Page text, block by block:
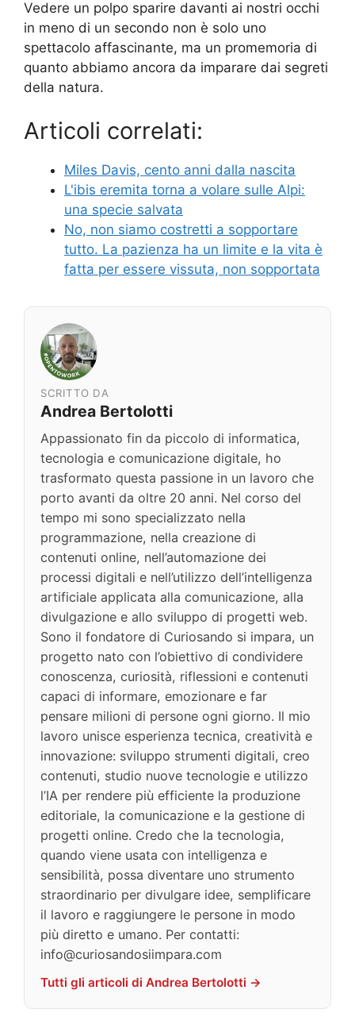
Vedere un polpo sparire davanti ai nostri occhi
in meno di un secondo non è solo uno
spettacolo affascinante, ma un promemoria di
quanto abbiamo ancora da imparare dai segreti
della natura.
Articoli correlati:
Miles Davis, cento anni dalla nascita
L'ibis eremita torna a volare sulle Alpi:
una specie salvata
No, non siamo costretti a sopportare
tutto. La pazienza ha un limite e la vita è
fatta per essere vissuta, non sopportata
SCRITTO DA
Andrea Bertolotti
Appassionato fin da piccolo di informatica,
tecnologia e comunicazione digitale, ho
trasformato questa passione in un lavoro che
porto avanti da oltre 20 anni. Nel corso del
tempo mi sono specializzato nella
programmazione, nella creazione di
contenuti online, nell’automazione dei
processi digitali e nell’utilizzo dell’intelligenza
artificiale applicata alla comunicazione, alla
divulgazione e allo sviluppo di progetti web.
Sono il fondatore di Curiosando si impara, un
progetto nato con l’obiettivo di condividere
conoscenza, curiosità, riflessioni e contenuti
capaci di informare, emozionare e far
pensare milioni di persone ogni giorno. Il mio
lavoro unisce esperienza tecnica, creatività e
innovazione: sviluppo strumenti digitali, creo
contenuti, studio nuove tecnologie e utilizzo
l’IA per rendere più efficiente la produzione
editoriale, la comunicazione e la gestione di
progetti online. Credo che la tecnologia,
quando viene usata con intelligenza e
sensibilità, possa diventare uno strumento
straordinario per divulgare idee, semplificare
il lavoro e raggiungere le persone in modo
più diretto e umano. Per contatti:
info@curiosandosiimpara.com
Tutti gli articoli di Andrea Bertolotti →